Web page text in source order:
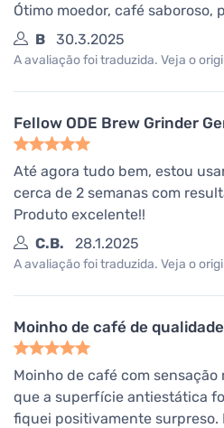
Ótimo moedor, café saboroso,
B
30.3.2025
A avaliação foi traduzida. Veja o
Fellow ODE Brew Grinder
Até agora tudo bem, estou
cerca de 2 semanas com
Produto excelente!!
C.B.
28.1.2025
A avaliação foi traduzida. Veja o
Moinho de café de qualidade
Moinho de café com sensação
que a superfície antiestática
fiquei positivamente surpreso.